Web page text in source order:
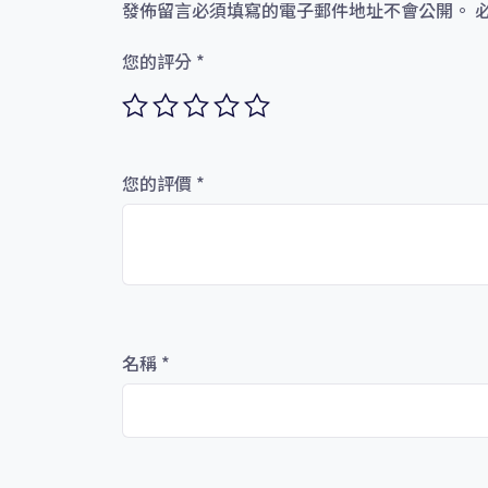
發佈留言必須填寫的電子郵件地址不會公開。
您的評分 *
您的評價 *
名稱 *